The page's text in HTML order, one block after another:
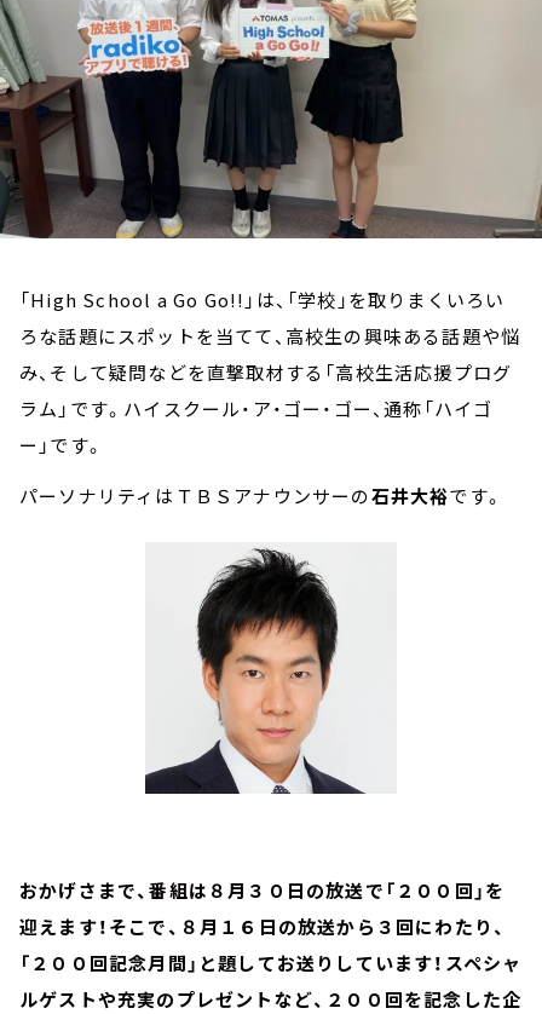
「High School a Go Go!!」は、「学校」を取りまくいろい
ろな話題にスポットを当てて、高校生の興味ある話題や悩
み、そして疑問などを直撃取材する「高校生活応援プログ
ラム」です。ハイスクール・ア・ゴー・ゴー、通称「ハイゴ
ー」です。
パーソナリティはＴＢＳアナウンサーの石井大裕です。
おかげさまで、番組は８月３０日の放送で「２００回」を
迎えます！そこで、８月１６日の放送から３回にわたり、
「２００回記念月間」と題してお送りしています！スペシャ
ルゲストや充実のプレゼントなど、２００回を記念した企